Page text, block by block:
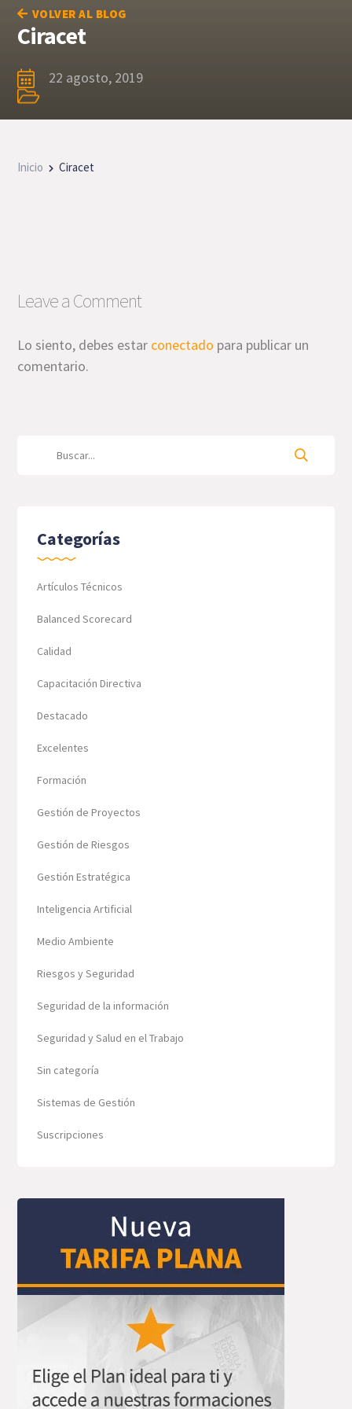
VOLVER AL BLOG
Ciracet
22 agosto, 2019
Inicio Ciracet
Leave a Comment
Lo siento, debes estar conectado para publicar un
comentario.
Categorías
Artículos Técnicos
Balanced Scorecard
Calidad
Capacitación Directiva
Destacado
Excelentes
Formación
Gestión de Proyectos
Gestión de Riesgos
Gestión Estratégica
Inteligencia Artificial
Medio Ambiente
Riesgos y Seguridad
Seguridad de la información
Seguridad y Salud en el Trabajo
Sin categoría
Sistemas de Gestión
Suscripciones